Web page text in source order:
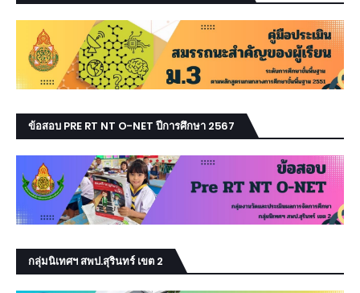
ข้อสอบ PRE RT NT O-NET ปีการศึกษา 2567
กลุ่มนิเทศฯ สพป.สุรินทร์ เขต 2